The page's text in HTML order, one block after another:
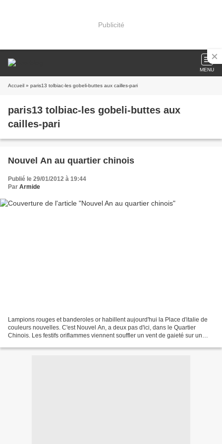
Publicité
MENU
Accueil » paris13 tolbiac-les gobeli-buttes aux cailles-pari
paris13 tolbiac-les gobeli-buttes aux
cailles-pari
Nouvel An au quartier chinois
Publié le 29/01/2012 à 19:44
Par Armide
Lampions rouges et banderoles or habillent aujourd'hui la Place d'italie de
couleurs nouvelles. C'est Nouvel An, a deux pas d'ici, dans le Quartier
Chinois. Les festifs oriflammes viennent souffler un vent de gaieté sur un